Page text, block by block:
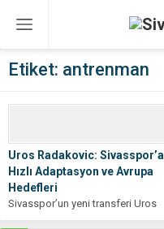
Etiket: antrenman
Uros Radakovic: Sivasspor’a
Hızlı Adaptasyon ve Avrupa
Hedefleri
Sivasspor’un yeni transferi Uros
Radakovic, kulübe hızlı bir